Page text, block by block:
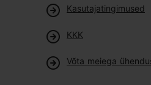
Kasutajatingimused
KKK
Võta meiega